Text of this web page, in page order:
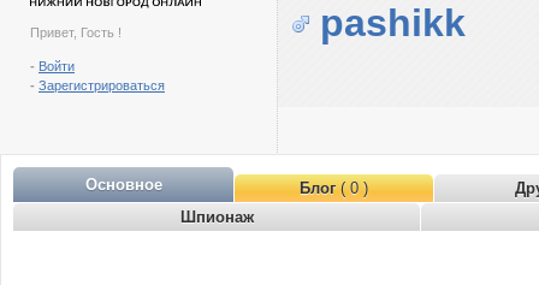
Привет, Гость !
- Войти
- Зарегистрироваться
pashikk
Основное Блог( 0 )
Шпионаж